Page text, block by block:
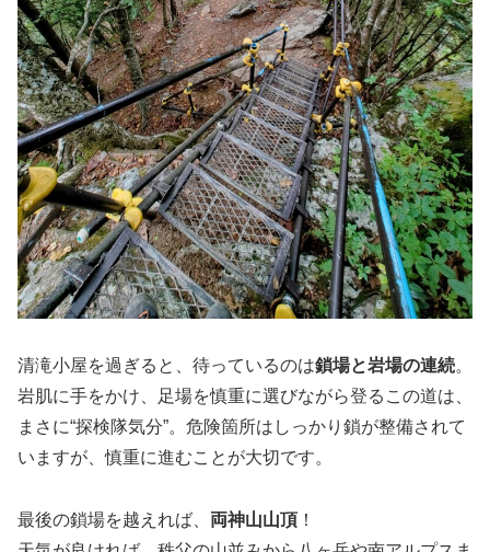
清滝小屋を過ぎると、待っているのは鎖場と岩場の連続。
岩肌に手をかけ、足場を慎重に選びながら登るこの道は、
まさに“探検隊気分”。危険箇所はしっかり鎖が整備されて
いますが、慎重に進むことが大切です。
最後の鎖場を越えれば、 両神山山頂 ！